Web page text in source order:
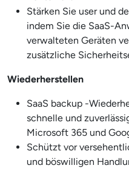
Stärken Sie user und
indem Sie die SaaS-
verwalteten Geräten
zusätzliche
Wiederherstellen
SaaS backup -
schnelle und
Microsoft 365 und
Schützt vor
und böswilligen